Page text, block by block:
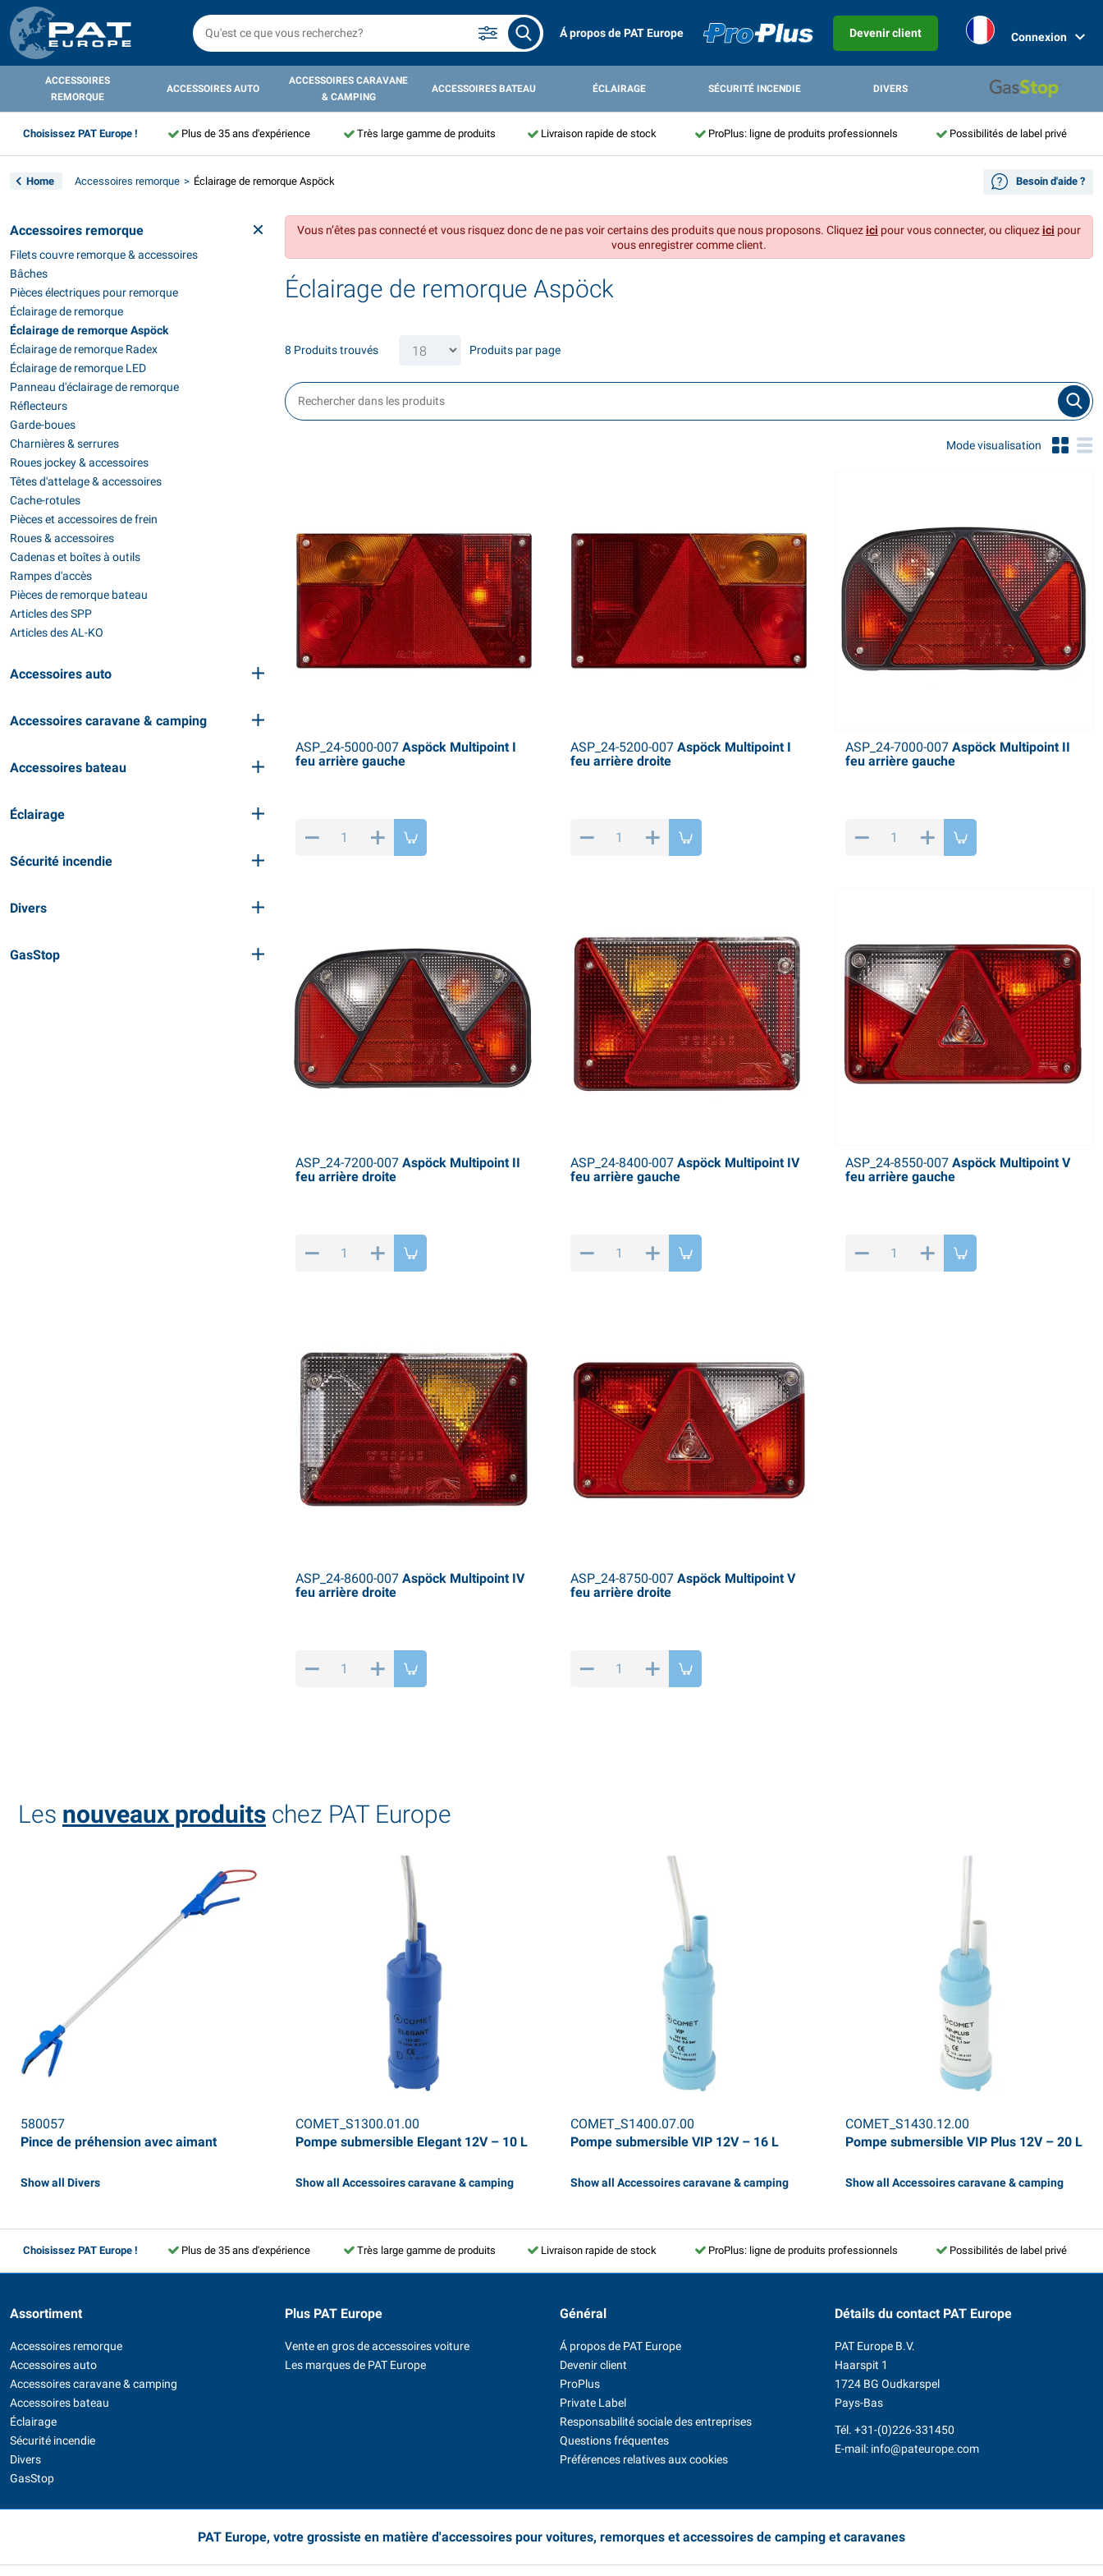
Á propos de PAT Europe Devenir client Connexion
ACCESSOIRES
REMORQUE
ACCESSOIRES AUTO
ACCESSOIRES CARAVANE
& CAMPING
ACCESSOIRES BATEAU ÉCLAIRAGE SÉCURITÉ INCENDIE DIVERS
Choisissez PAT Europe ! Plus de 35 ans d'expérience Très large gamme de produits Livraison rapide de stock ProPlus: ligne de produits professionnels Possibilités de label privé
Home Accessoires remorque Éclairage de remorque Aspöck Besoin d'aide ?
Accessoires remorque
Filets couvre remorque & accessoires
Bâches
Pièces électriques pour remorque
Éclairage de remorque
Éclairage de remorque Aspöck
Éclairage de remorque Radex
Éclairage de remorque LED
Panneau d'éclairage de remorque
Réflecteurs
Garde-boues
Charnières & serrures
Roues jockey & accessoires
Têtes d'attelage & accessoires
Cache-rotules
Pièces et accessoires de frein
Roues & accessoires
Cadenas et boîtes à outils
Rampes d'accès
Pièces de remorque bateau
Articles des SPP
Articles des AL-KO
Accessoires auto
Accessoires caravane & camping
Accessoires bateau
Éclairage
Sécurité incendie
Divers
GasStop
Vous n’êtes pas connecté et vous risquez donc de ne pas voir certains des produits que nous proposons. Cliquezici pour vous connecter, ou cliquezici pour
vous enregistrer comme client.
Éclairage de remorque Aspöck
8 Produits trouvés Produits par page
Mode visualisation
ASP_24-5000-007Aspöck Multipoint I
feu arrière gauche
ASP_24-5200-007Aspöck Multipoint I
feu arrière droite
ASP_24-7000-007Aspöck Multipoint II
feu arrière gauche
ASP_24-7200-007Aspöck Multipoint II
feu arrière droite
ASP_24-8400-007Aspöck Multipoint IV
feu arrière gauche
ASP_24-8550-007Aspöck Multipoint V
feu arrière gauche
ASP_24-8600-007Aspöck Multipoint IV
feu arrière droite
ASP_24-8750-007Aspöck Multipoint V
feu arrière droite
Les nouveaux produits chez PAT Europe
580057
Pince de préhension avec aimant
Show all Divers
COMET_S1300.01.00
Pompe submersible Elegant 12V – 10 L
Show all Accessoires caravane & camping
COMET_S1400.07.00
Pompe submersible VIP 12V – 16 L
Show all Accessoires caravane & camping
COMET_S1430.12.00
Pompe submersible VIP Plus 12V – 20 L
Show all Accessoires caravane & camping
Choisissez PAT Europe ! Plus de 35 ans d'expérience Très large gamme de produits Livraison rapide de stock ProPlus: ligne de produits professionnels Possibilités de label privé
Assortiment
Accessoires remorque
Accessoires auto
Accessoires caravane & camping
Accessoires bateau
Éclairage
Sécurité incendie
Divers
GasStop
Plus PAT Europe
Vente en gros de accessoires voiture
Les marques de PAT Europe
Général
Á propos de PAT Europe
Devenir client
ProPlus
Private Label
Responsabilité sociale des entreprises
Questions fréquentes
Préférences relatives aux cookies
Détails du contact PAT Europe
PAT Europe B.V.
Haarspit 1
1724 BG Oudkarspel
Pays-Bas
Tél. +31-(0)226-331450
E-mail: info@pateurope.com
PAT Europe, votre grossiste en matière d'accessoires pour voitures, remorques et accessoires de camping et caravanes